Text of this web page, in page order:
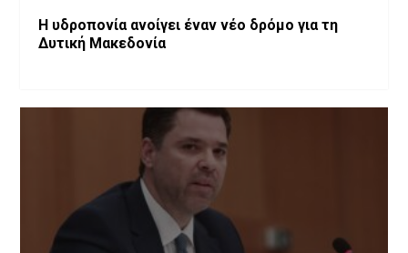
Η υδροπονία ανοίγει έναν νέο δρόμο για τη
Δυτική Μακεδονία